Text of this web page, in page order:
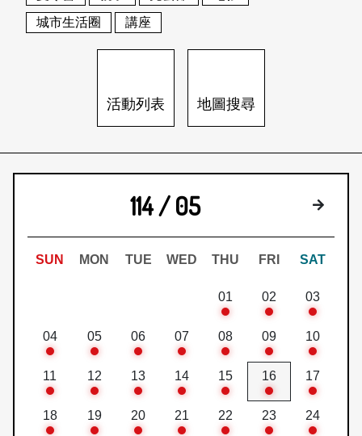
刊物索取地點
刊登活動
網站導覽 English
日本語 登入/註冊
城市生活圈
講座
活動列表 地圖搜尋
114 / 05 下個月
SUN MON TUE WED THU FRI SAT
01 02 03
04 05 06 07 08 09 10
11 12 13 14 15 16 17
18 19 20 21 22 23 24